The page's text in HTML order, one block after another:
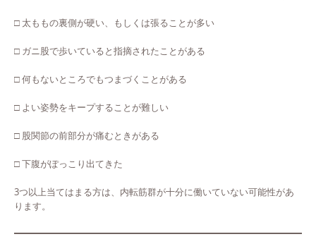
□ 太ももの裏側が硬い、もしくは張ることが多い
□ ガニ股で歩いていると指摘されたことがある
□ 何もないところでもつまづくことがある
□ よい姿勢をキープすることが難しい
□ 股関節の前部分が痛むときがある
□ 下腹がぽっこり出てきた
3つ以上当てはまる方は、内転筋群が十分に働いていない可能性があ
ります。